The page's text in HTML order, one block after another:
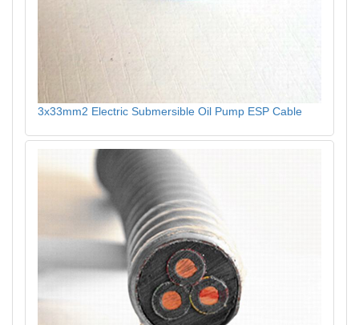
3x33mm2 Electric Submersible Oil Pump ESP Cable